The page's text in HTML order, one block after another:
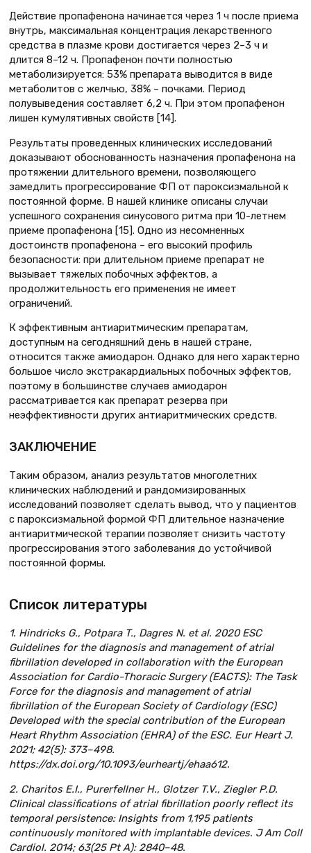
Действие пропафенона начинается через 1 ч после приема
внутрь, максимальная концентрация лекарственного
средства в плазме крови достигается через 2–3 ч и
длится 8–12 ч. Пропафенон почти полностью
метаболизируется: 53% препарата выводится в виде
метаболитов с желчью, 38% – почками. Период
полувыведения составляет 6,2 ч. При этом пропафенон
лишен кумулятивных свойств [14].
Результаты проведенных клинических исследований
доказывают обоснованность назначения пропафенона на
протяжении длительного времени, позволяющего
замедлить прогрессирование ФП от пароксизмальной к
постоянной форме. В нашей клинике описаны случаи
успешного сохранения синусового ритма при 10-летнем
приеме пропафенона [15]. Одно из несомненных
достоинств пропафенона – его высокий профиль
безопасности: при длительном приеме препарат не
вызывает тяжелых побочных эффектов, а
продолжительность его применения не имеет
ограничений.
К эффективным антиаритмическим препаратам,
доступным на сегодняшний день в нашей стране,
относится также амиодарон. Однако для него характерно
большое число экстракардиальных побочных эффектов,
поэтому в большинстве случаев амиодарон
рассматривается как препарат резерва при
неэффективности других антиаритмических средств.
ЗАКЛЮЧЕНИЕ
Таким образом, анализ результатов многолетних
клинических наблюдений и рандомизированных
исследований позволяет сделать вывод, что у пациентов
с пароксизмальной формой ФП длительное назначение
антиаритмической терапии позволяет снизить частоту
прогрессирования этого заболевания до устойчивой
постоянной формы.
Список литературы
1. Hindricks G., Potpara T., Dagres N. et al. 2020 ESC
Guidelines for the diagnosis and management of atrial
fibrillation developed in collaboration with the European
Association for Cardio-Thoracic Surgery (EACTS): The Task
Force for the diagnosis and management of atrial
fibrillation of the European Society of Cardiology (ESC)
Developed with the special contribution of the European
Heart Rhythm Association (EHRA) of the ESC. Eur Heart J.
2021; 42(5): 373–498.
https://dx.doi.org/10.1093/eurheartj/ehaa612.
2. Charitos E.I., Purerfellner H., Glotzer T.V., Ziegler P.D.
Clinical classifications of atrial fibrillation poorly reflect its
temporal persistence: Insights from 1,195 patients
continuously monitored with implantable devices. J Am Coll
Cardiol. 2014; 63(25 Pt A): 2840–48.